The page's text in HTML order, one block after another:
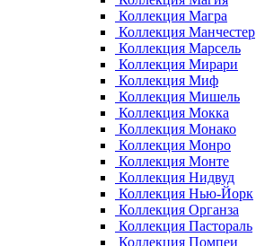
Коллекция Магра
Коллекция Манчестер
Коллекция Марсель
Коллекция Мирари
Коллекция Миф
Коллекция Мишель
Коллекция Мокка
Коллекция Монако
Коллекция Монро
Коллекция Монте
Коллекция Нидвуд
Коллекция Нью-Йорк
Коллекция Органза
Коллекция Пастораль
Коллекция Помпеи